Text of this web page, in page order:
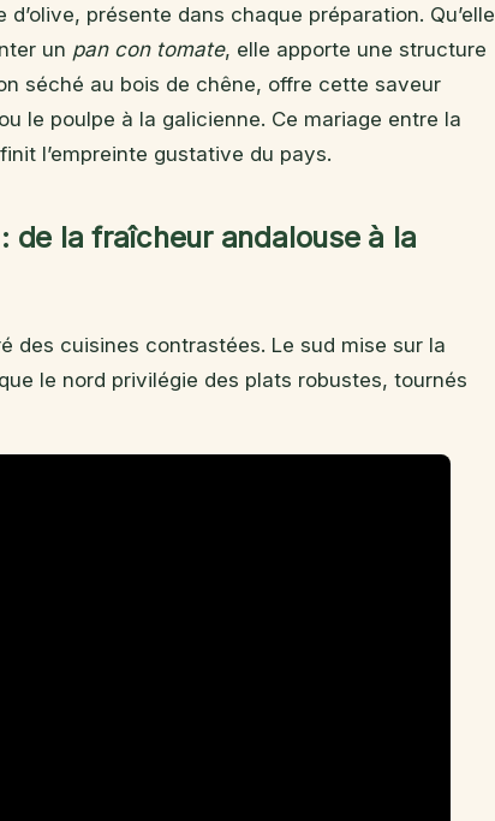
d’olive, présente dans chaque préparation. Qu’elle
un pan con tomate, elle apporte une structure
séché au bois de chêne, offre cette saveur
le poulpe à la galicienne. Ce mariage entre la
l’empreinte gustative du pays.
de la fraîcheur andalouse à la
des cuisines contrastées. Le sud mise sur la
le nord privilégie des plats robustes, tournés